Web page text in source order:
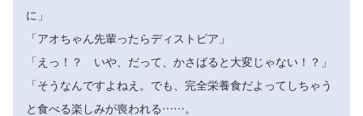
に」
「アオちゃん先輩ったらディストピア」
「えっ！？ いや、だって、かさばると大変じゃない！？」
「そうなんですよねえ。でも、完全栄養食だよってしちゃう
と食べる楽しみが喪われる……。